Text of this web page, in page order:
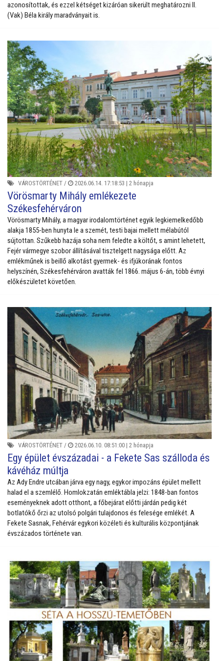
azonosítottak, és ezzel kétséget kizáróan sikerült meghatározni II.
(Vak) Béla király maradványait is.
VÁROSTÖRTÉNET / 2026.06.14. 17:18:53 | 2 hónapja
Vörösmarty Mihály emlékezete
Székesfehérváron
Vörösmarty Mihály, a magyar irodalomtörténet egyik legkiemelkedőbb
alakja 1855-ben hunyta le a szemét, testi bajai mellett mélabútól
sújtottan. Szűkebb hazája soha nem feledte a költőt, s amint lehetett,
Fejér vármegye szobor állításával tisztelgett nagysága előtt. Az
emlékműnek is beillő alkotást gyermek- és ifjúkorának fontos
helyszínén, Székesfehérváron avatták fel 1866. május 6-án, több évnyi
előkészületet követően.
VÁROSTÖRTÉNET / 2026.06.10. 08:51:00 | 2 hónapja
Egy épület évszázadai - a Fekete Sas szálloda és
kávéház múltja
Az Ady Endre utcában járva egy nagy, egykor impozáns épület mellett
halad el a szemlélő. Homlokzatán emléktábla jelzi: 1848-ban fontos
eseményeknek adott otthont, a főbejárat előtti járdán pedig két
botlatókő őrzi az utolsó polgári tulajdonos és felesége emlékét. A
Fekete Sasnak, Fehérvár egykori közéleti és kulturális központjának
évszázados története van.